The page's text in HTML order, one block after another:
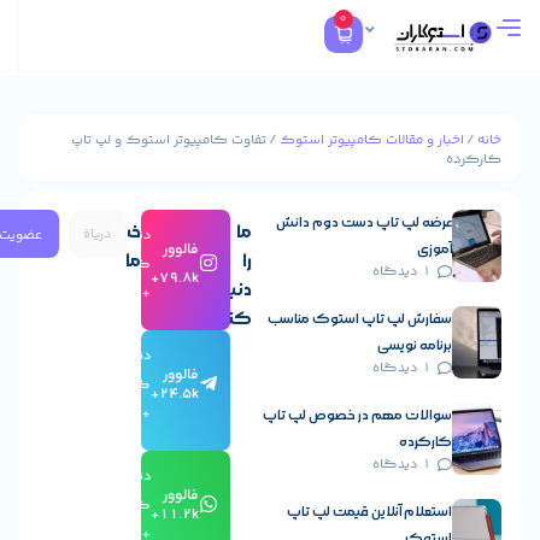
و مقالات کامپیوتر استوک/ تفاوت کامپیوتر استوک و لپ تاپ
لپ تاپ دست دوم دانش
لپ تاپ استوک مناسب
نویسی
مهم در خصوص لپ تاپ
آنلاین قیمت لپ تاپ
ما
کنید
دنبال
کردن
+
کردن
11.2k+
کردن
عضویت